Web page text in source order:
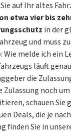
auf Ihr altes
etwa vier bis
in der
und muss
melde ich ein
läuft
die
Zulassung noch
schauen Sie
Deals, die je
finden Sie in